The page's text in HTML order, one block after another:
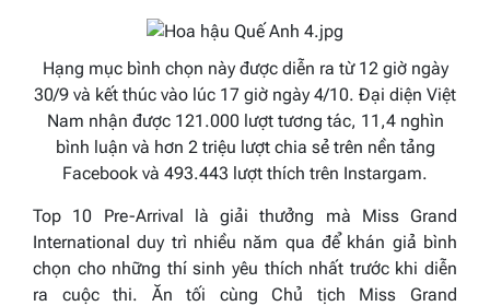
Hạng mục bình chọn này được diễn ra từ 12 giờ ngày
30/9 và kết thúc vào lúc 17 giờ ngày 4/10. Đại diện Việt
Nam nhận được 121.000 lượt tương tác, 11,4 nghìn
bình luận và hơn 2 triệu lượt chia sẻ trên nền tảng
Facebook và 493.443 lượt thích trên Instargam.
Top 10 Pre-Arrival là giải thưởng mà Miss Grand
International duy trì nhiều năm qua để khán giả bình
chọn cho những thí sinh yêu thích nhất trước khi diễn
ra cuộc thi. Ăn tối cùng Chủ tịch Miss Grand